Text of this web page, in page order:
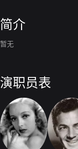
简介
暂无
演职员表